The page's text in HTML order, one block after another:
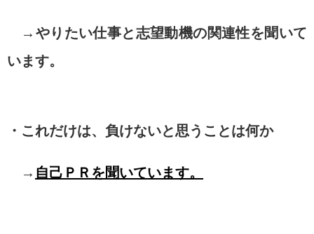
→やりたい仕事と志望動機の関連性を聞いて
います。
・これだけは、負けないと思うことは何か
→ 自己ＰＲを聞いています。